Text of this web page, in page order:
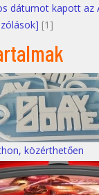
dátumot kapott az
[1]
közérthetően